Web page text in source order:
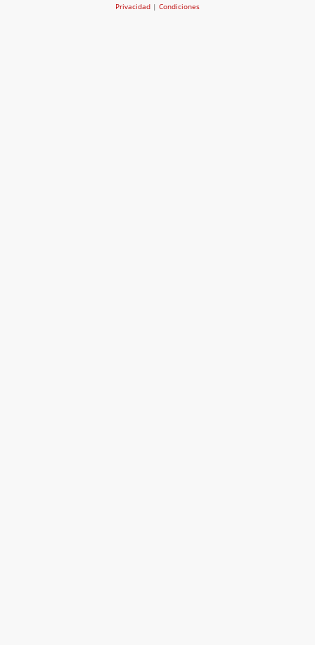
Privacidad | Condiciones